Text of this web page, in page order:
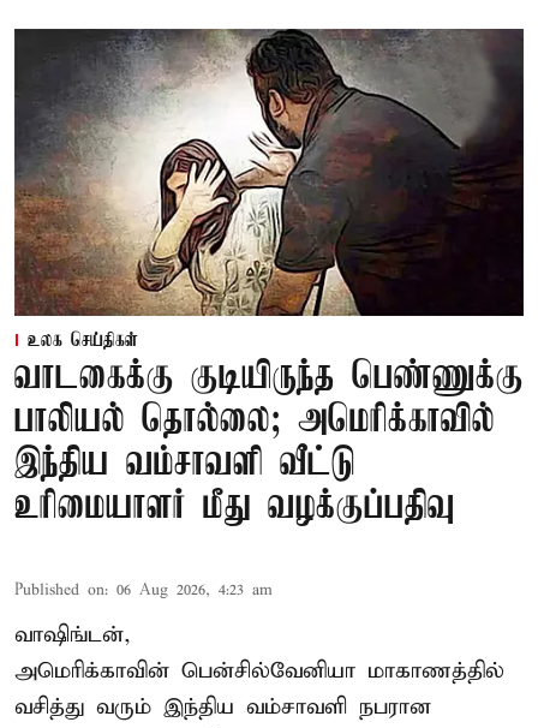
உலக செய்திகள்
வாடகைக்கு குடியிருந்த பெண்ணுக்கு
பாலியல் தொல்லை; அமெரிக்காவில்
இந்திய வம்சாவளி வீட்டு
உரிமையாளர் மீது வழக்குப்பதிவு
Published on: 06 Aug 2026, 4:23 am
வாஷிங்டன்,
அமெரிக்காவின் பென்சில்வேனியா மாகாணத்தில்
வசித்து வரும் இந்திய வம்சாவளி நபரான